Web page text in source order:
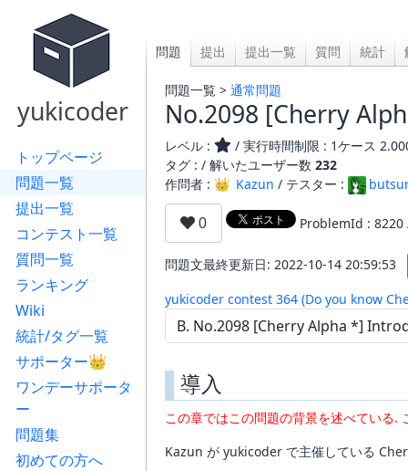
yukicoder
トップページ
問題一覧
提出一覧
コンテスト一覧
質問一覧
ランキング
Wiki
統計/タグ一覧
サポーター👑
ワンデーサポータ
ー
問題集
初めての方へ
問題 提出 提出一覧 質問 統計
問題一覧 > 通常問題
No.2098 [Cherry
レベル :
/ 実行時間制限 : 1ケース
タグ : / 解いたユーザー数 232
作問者 : 👑 Kazun / テスター :
ProblemId :
問題文最終更新日: 2022-10-14 20:59:53
yukicoder contest 364 (Do you know
導入
この章ではこの問題の背景を述べている.
Kazun が yukicoder で主催している